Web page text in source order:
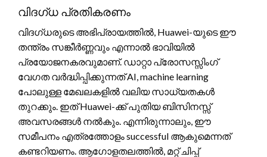
വിദഗ്ധ പ്രതികരണം
വിദഗ്ധരുടെ അഭിപ്രായത്തിൽ, Huawei-യുടെ ഈ
തന്ത്രം സങ്കീർണ്ണവും എന്നാൽ ഭാവിയിൽ
പ്രയോജനകരവുമാണ്. ഡാറ്റാ പ്രോസസ്സിംഗ്
വേഗത വർദ്ധിപ്പിക്കുന്നത് AI, machine learning
പോലുള്ള മേഖലകളിൽ വലിയ സാധ്യതകൾ
തുറക്കും. ഇത് Huawei-ക്ക് പുതിയ ബിസിനസ്സ്
അവസരങ്ങൾ നൽകും. എന്നിരുന്നാലും, ഈ
സമീപനം എത്രത്തോളം successful ആകുമെന്നത്
കണ്ടറിയണം. ആഗോളതലത്തിൽ, മറ്റ് ചിപ്പ്